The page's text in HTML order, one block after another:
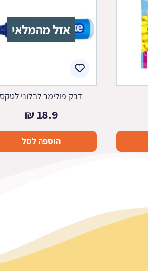
אזל מהמלאי
דבק פולימר לבלוני לטקס
18.9
₪
הוספה לסל